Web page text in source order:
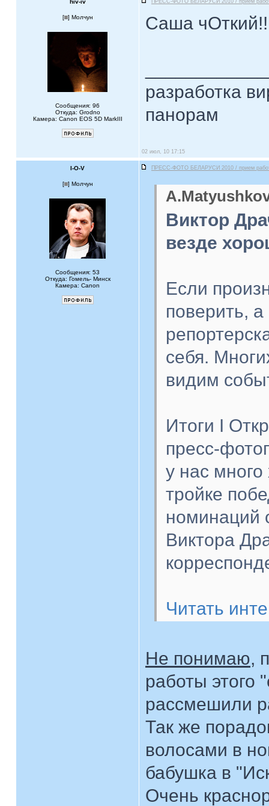
hiv-iv ПРЕСС-ФОТО БЕЛАРУСИ 2010 / прием
[ ] Молчун
Сообщения: 96
Откуда: Grodno
Камера: Canon EOS 5D MarkIII
Саша
разработка
панорам
02 июл, 10 17:15
I-O-V ПРЕСС-ФОТО БЕЛАРУСИ 2010 / прием
[ ] Молчун
Сообщения: 53
Откуда: Гомель- Минск
Камера: Canon
Виктор
везде
Если
поверить,
себя.
видим
Итоги I
пресс-
у нас
тройке
номинаций
Виктора
Читать
Не понимаю,
работы этого
рассмешили
Так же
волосами в
бабушка в
Очень